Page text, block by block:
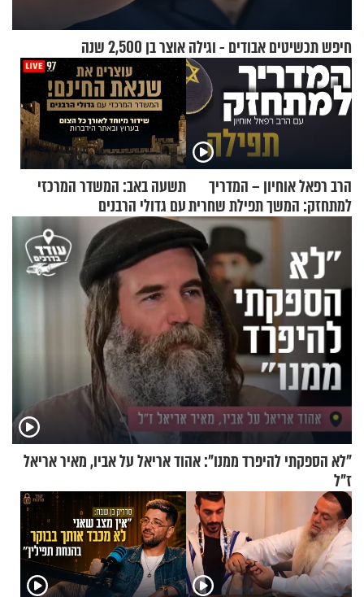
חיפש תכשיטים אבודים - וגילה אוצר בן 2,500 שנה
הרב רפאל אוחיון – המדריך
למתחזק: המשך תפילת שחרית
מאשרי ועד עלינו
תשעה באב: המשדר המרכזי
עם גדולי הרבנים
"לא הספקתי להיפרד ממנו": אהוד אריאל על אביו, מאיר אריאל
ז"ל